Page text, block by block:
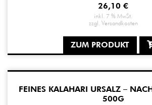
26,10 €
inkl. 7 % MwSt.
zzgl. Versandkosten
ZUM PRODUKT
FEINES KALAHARI URSALZ –
500G